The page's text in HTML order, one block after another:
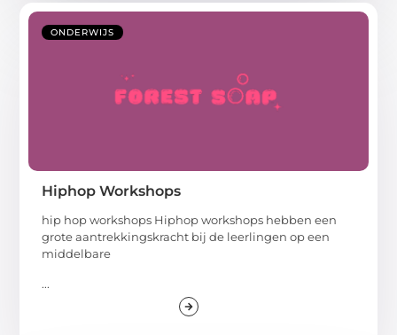
ONDERWIJS
Hiphop Workshops
hip hop workshops Hiphop workshops hebben een
grote aantrekkingskracht bij de leerlingen op een
middelbare
...